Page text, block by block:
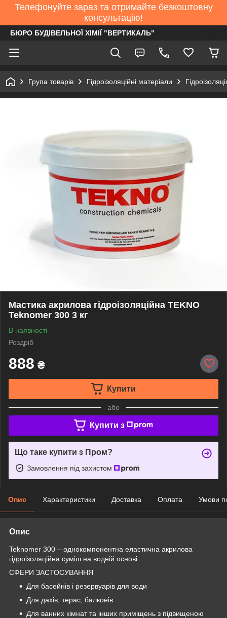
Телефонуйте зараз та отримайте безкоштовну
консультацію!
БЮРО БУДІВЕЛЬНОЇ ХІМІЇ "ВЕРТИКАЛЬ"
Група товарів Гідроізоляційні матеріали
Мастика акрилова гідроізоляційна TEKNO
Teknomer 300 3 кг
В наявності
Роздріб
888 ₴
Купити
або
Купити з
Що таке купити з Пром?
Замовлення під захистом
Опис Характеристики Доставка Оплата Умови
Опис
Teknomer 300 – однокомпонентна еластична акрилова
гідроізоляційна суміш на водній основі.
СФЕРИ ЗАСТОСУВАННЯ
Для басейнів і резервуарів для води
Для дахів, терас, балконів
Для ванних кімнат та інших приміщень з підвищеною